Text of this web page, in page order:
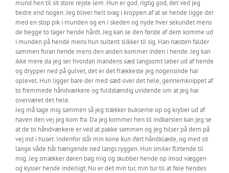
mund hen til sit store rejste lem. Hun er god, rigtig god, det ved jeg
bedre end nogen. Jeg bliver helt svag i kroppen af at se hende ligge der
med en stop pik i munden og en i skeden og nyde hver sekundet mens
de begge to tager hende hårdt. Jeg kan se den første af dem komme ud
i munden på hende mens hun sultent slikker til sig. Han næsten falder
sammen foran hende mens den anden kommer inden i hende. Jeg kan
ikke mere da jeg ser hvordan mandens sæd langsomt løber ud af hende
og drypper ned på gulvet, det er det frækkeste jeg nogensinde har
oplevet. Hun ligger bare der med sæd over det hele, gennemknippet af
to fremmede håndværkere og fuldstændig uvidende om at jeg har
overværet det hele.
Jeg må tage mig sammen så jeg trækker bukserne op og kryber ud af
haven den vej jeg kom fra. Da jeg kommer hen til indkørslen kan jeg se
at de to håndværkere er ved at pakke sammen og jeg hilser på dem på
vej ind i huset. Indenfor står min kone kun iført håndklæde, og med sit
lange våde hår hængende ned langs ryggen. Hun smiler flirtende til
mig. Jeg smækker døren bag mig og skubber hende op imod væggen
og kysser hende inderligt. Nu er det min tur, min tur til at føle hendes